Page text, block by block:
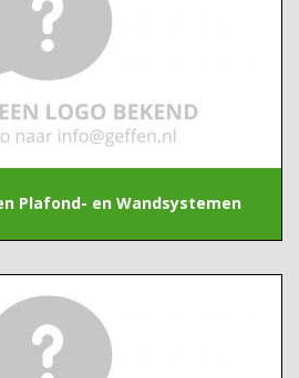
Plafond- en Wandsystemen